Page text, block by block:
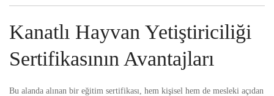
Kanatlı Hayvan Yetiştiriciliği
Sertifikasının Avantajları
Bu alanda alınan bir eğitim sertifikası, hem kişisel hem de mesleki açıdan